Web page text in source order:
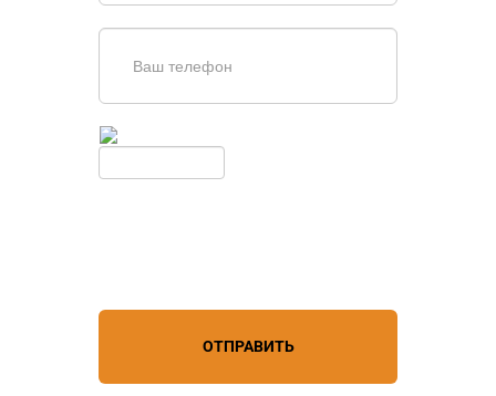
ОТПРАВИТЬ